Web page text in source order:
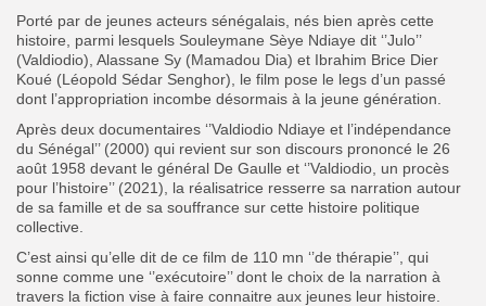
Porté par de jeunes acteurs sénégalais, nés bien après cette
histoire, parmi lesquels Souleymane Sèye Ndiaye dit ‘’Julo’’
(Valdiodio), Alassane Sy (Mamadou Dia) et Ibrahim Brice Dier
Koué (Léopold Sédar Senghor), le film pose le legs d’un passé
dont l’appropriation incombe désormais à la jeune génération.
Après deux documentaires ‘’Valdiodio Ndiaye et l’indépendance
du Sénégal’’ (2000) qui revient sur son discours prononcé le 26
août 1958 devant le général De Gaulle et ‘’Valdiodio, un procès
pour l’histoire’’ (2021), la réalisatrice resserre sa narration autour
de sa famille et de sa souffrance sur cette histoire politique
collective.
C’est ainsi qu’elle dit de ce film de 110 mn ‘’de thérapie’’, qui
sonne comme une ‘’exécutoire’’ dont le choix de la narration à
travers la fiction vise à faire connaitre aux jeunes leur histoire.